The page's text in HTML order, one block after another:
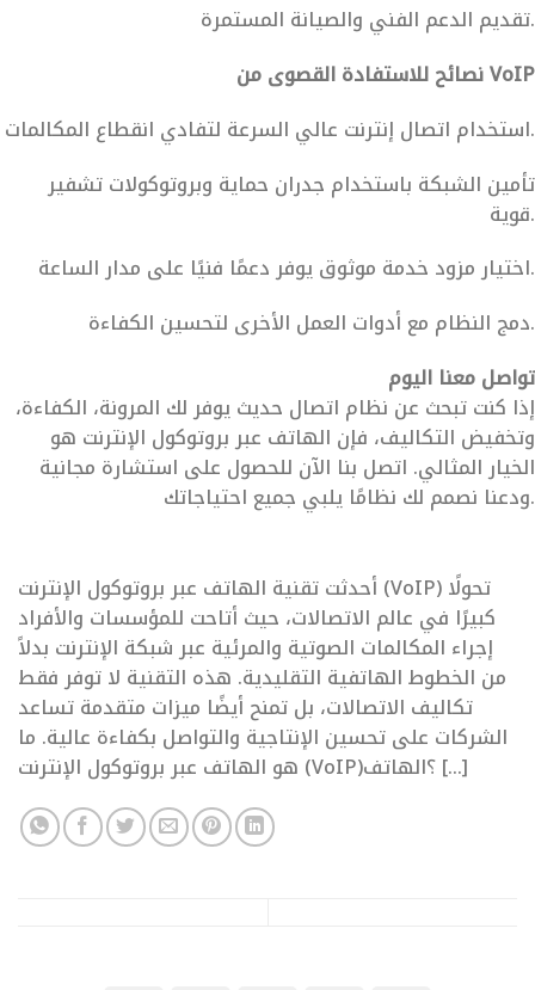
تقديم الدعم الفني والصيانة المستمرة.
نصائح للاستفادة القصوى من VoIP
استخدام اتصال إنترنت عالي السرعة لتفادي انقطاع المكالمات.
تأمين الشبكة باستخدام جدران حماية وبروتوكولات تشفير
قوية.
اختيار مزود خدمة موثوق يوفر دعمًا فنيًا على مدار الساعة.
دمج النظام مع أدوات العمل الأخرى لتحسين الكفاءة.
تواصل معنا اليوم
إذا كنت تبحث عن نظام اتصال حديث يوفر لك المرونة، الكفاءة،
وتخفيض التكاليف، فإن الهاتف عبر بروتوكول الإنترنت هو
الخيار المثالي. اتصل بنا الآن للحصول على استشارة مجانية
ودعنا نصمم لك نظامًا يلبي جميع احتياجاتك.
أحدثت تقنية الهاتف عبر بروتوكول الإنترنت (VoIP) تحولًا
كبيرًا في عالم الاتصالات، حيث أتاحت للمؤسسات والأفراد
إجراء المكالمات الصوتية والمرئية عبر شبكة الإنترنت بدلاً
من الخطوط الهاتفية التقليدية. هذه التقنية لا توفر فقط
تكاليف الاتصالات، بل تمنح أيضًا ميزات متقدمة تساعد
الشركات على تحسين الإنتاجية والتواصل بكفاءة عالية. ما
هو الهاتف عبر بروتوكول الإنترنت (VoIP)؟الهاتف […]